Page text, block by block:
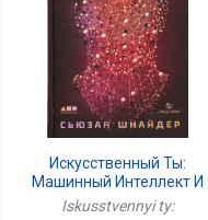
Искусственный Ты:
Машинный Интеллект И
Будущее Нашего Разума
Iskusstvennyi ty: